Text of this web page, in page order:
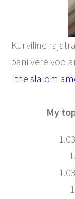
Kurviline
pani vere
the slalom
My